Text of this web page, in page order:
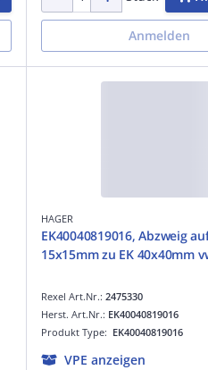
Anmelden
HAGER
EK40040819016, Abzweig
15x15mm zu EK 40x40mm
Rexel Art.Nr.: 2475330
Produkt Type: EK40040819016
Herst. Art.Nr.: EK40040819016
VPE anzeigen